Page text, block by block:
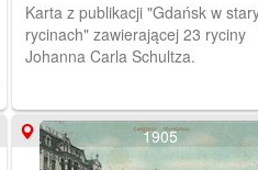
Karta z publikacji "Gdańsk w starych
rycinach" zawierającej 23 ryciny
Johanna Carla Schultza.
1905